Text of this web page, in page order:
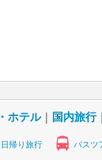
ホテル｜ 国内旅行｜
日帰り旅行 バスツ